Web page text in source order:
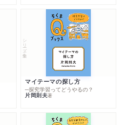
シリーズ・全集
マイテーマの探し方
─探究学習ってどうやるの？
片岡則夫著